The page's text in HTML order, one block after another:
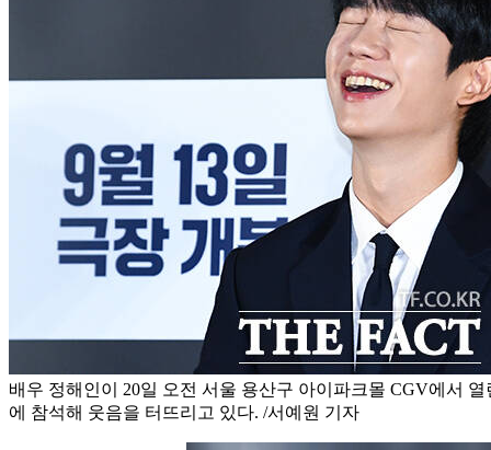
배우 정해인이 20일 오전 서울 용산구 아이파크몰 CGV에서
에 참석해 웃음을 터뜨리고 있다. /서예원 기자